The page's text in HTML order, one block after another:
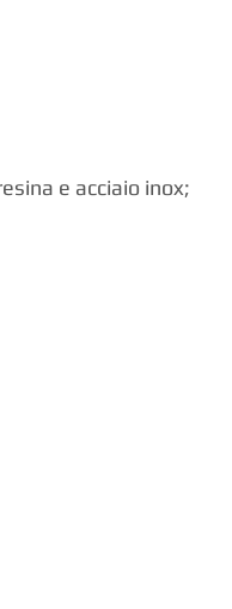
e acciaio inox;